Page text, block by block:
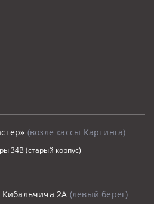
(возле кассы Картинга)
34В (старый корпус)
2А (левый берег)